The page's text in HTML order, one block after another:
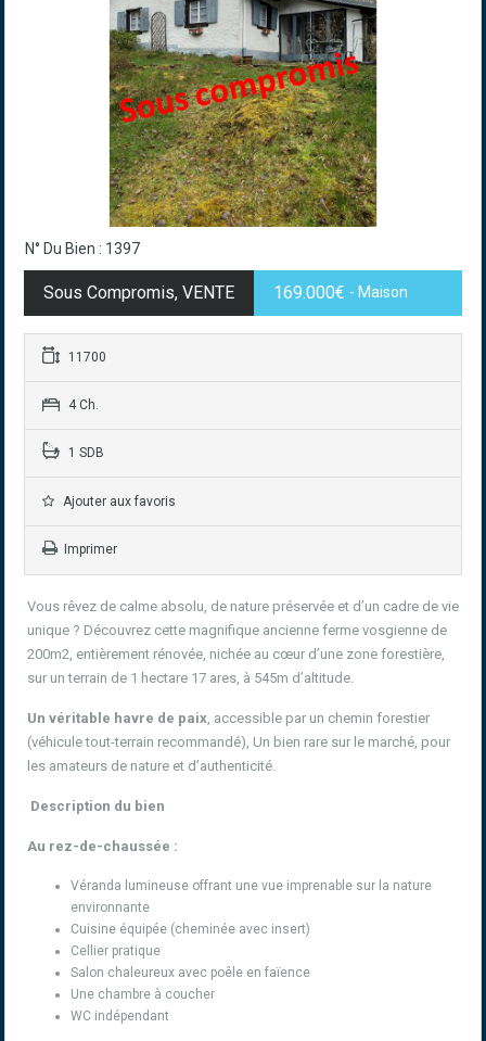
N° Du Bien : 1397
Sous Compromis, VENTE 169.000€ - Maison
11700
4 Ch.
1 SDB
Ajouter aux favoris
Imprimer
Vous rêvez de calme absolu, de nature préservée et d’un cadre de vie
unique ? Découvrez cette magnifique ancienne ferme vosgienne de
200m2, entièrement rénovée, nichée au cœur d’une zone forestière,
sur un terrain de 1 hectare 17 ares, à 545m d’altitude.
Un véritable havre de paix , accessible par un chemin forestier
(véhicule tout-terrain recommandé), Un bien rare sur le marché, pour
les amateurs de nature et d’authenticité.
Description du bien
Au rez-de-chaussée :
Véranda lumineuse offrant une vue imprenable sur la nature
environnante
Cuisine équipée (cheminée avec insert)
Cellier pratique
Salon chaleureux avec poêle en faïence
Une chambre à coucher
WC indépendant